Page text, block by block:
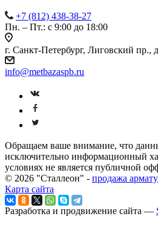
+7 (812) 438-38-27
Пн. – Пт.: с 9:00 до 18:00
г. Санкт-Петербург, Лиговский пр.,
info@metbazaspb.ru
Обращаем ваше внимание, что
исключительно информационный
условиях не является публичной
© 2026 "Сталлеон" - продажа
Карта сайта
Разработка и продвижение сайта —